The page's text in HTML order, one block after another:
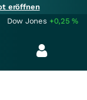
eröffnen
Dow Jones +0,25%